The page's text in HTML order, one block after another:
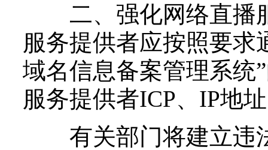
二、强化网络直播
服务提供者应按照要求
域名信息备案管理系统
服务提供者ICP、IP地
有关部门将建立违